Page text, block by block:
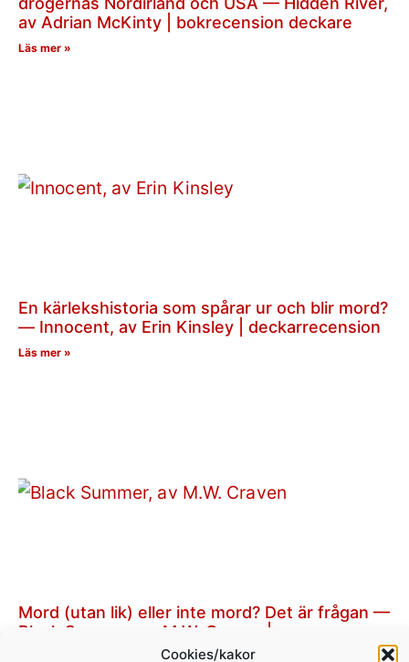
Cookies/kakor
av Adrian McKinty | bokrecension deckare
Läs mer »
En kärlekshistoria som spårar ur och blir mord?
— Innocent, av Erin Kinsley | deckarrecension
Läs mer »
Mord (utan lik) eller inte mord? Det är frågan —
Black Summer, av M.W. Craven |